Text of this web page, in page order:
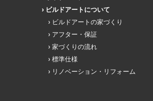
ビルドアートについて
ビルドアートの家づくり
アフター・保証
家づくりの流れ
標準仕様
リノベーション・リフォーム